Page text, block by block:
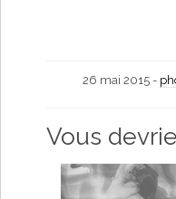
26 mai 2015 -
Vous